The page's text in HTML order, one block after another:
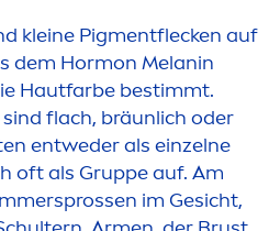
kleine Pigmentflecken auf
dem Hormon Melanin
Hautfarbe bestimmt.
flach, bräunlich oder
entweder als einzelne
oft als Gruppe auf. Am
im Gesicht,